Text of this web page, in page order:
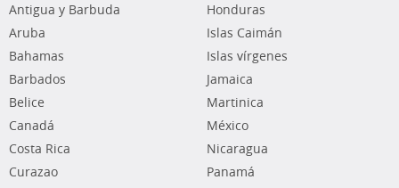
Antigua y Barbuda
Aruba
Bahamas
Barbados
Belice
Canadá
Costa Rica
Curazao
Honduras
Islas Caimán
Islas vírgenes
Jamaica
Martinica
México
Nicaragua
Panamá